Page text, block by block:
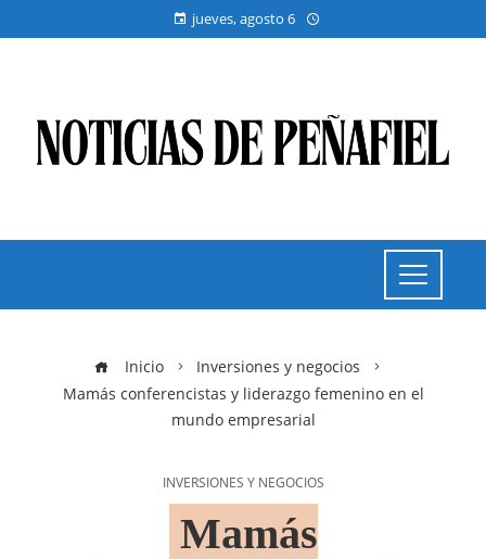
jueves, agosto 6
Inicio
Inversiones y negocios
Mamás conferencistas y liderazgo femenino en el
mundo empresarial
INVERSIONES Y NEGOCIOS
Mamás